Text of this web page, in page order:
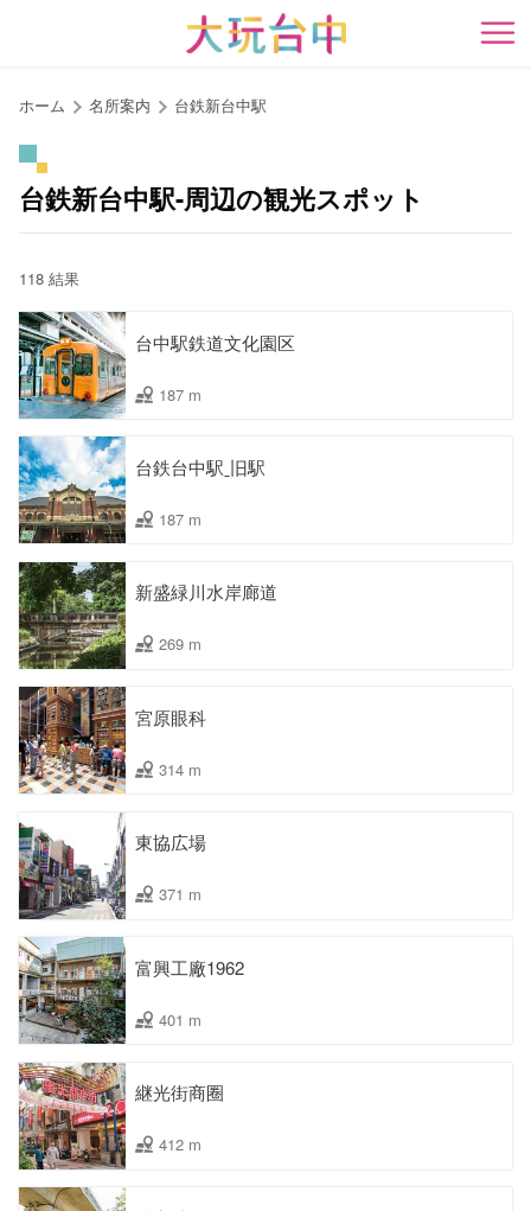
開
ホーム 名所案内 台鉄新台中駅
台鉄新台中駅-周辺の観光スポット
118 結果
台中駅鉄道文化園区
187 m
台鉄台中駅ˍ旧駅
187 m
新盛緑川水岸廊道
269 m
宮原眼科
314 m
東協広場
371 m
富興工廠1962
401 m
継光街商圈
412 m